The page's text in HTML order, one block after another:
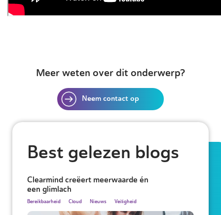
Meer weten over dit onderwerp?
Neem contact op
Best gelezen blogs
Clearmind creëert meerwaarde én
een glimlach
Bereikbaarheid Cloud Nieuws Veiligheid